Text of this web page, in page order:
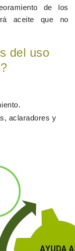
de los
aceite que no
del uso
aclaradores y